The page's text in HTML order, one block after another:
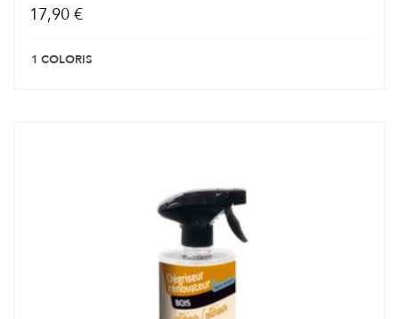
17,90 €
1 COLORIS